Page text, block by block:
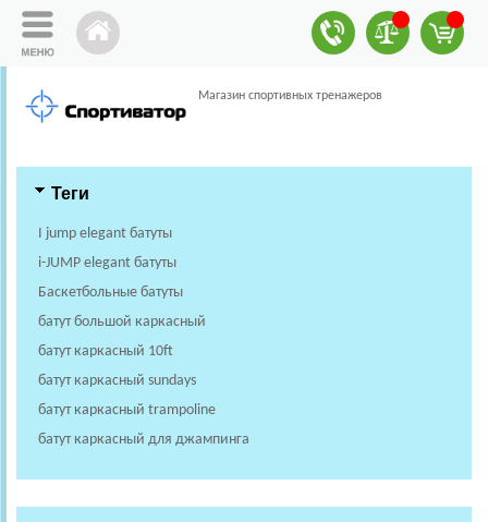
Магазин спортивных тренажеров
Теги
I jump elegant батуты
i-JUMP elegant батуты
Баскетбольные батуты
батут большой каркасный
батут каркасный 10ft
батут каркасный sundays
батут каркасный trampoline
батут каркасный для джампинга